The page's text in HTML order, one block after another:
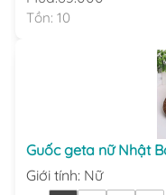
Tồn: 10
Guốc geta nữ Nhật
Giới tính: Nữ